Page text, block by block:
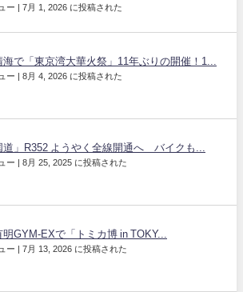
ー | 7月 1, 2026 に投稿された
海で「東京湾大華火祭」11年ぶりの開催！1...
ー | 8月 4, 2026 に投稿された
道」R352 ようやく全線開通へ バイクも...
ー | 8月 25, 2025 に投稿された
GYM-EXで「トミカ博 in TOKY...
ー | 7月 13, 2026 に投稿された